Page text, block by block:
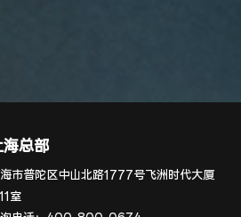
海总部
市普陀区中山北路1777号飞洲时代大厦
室